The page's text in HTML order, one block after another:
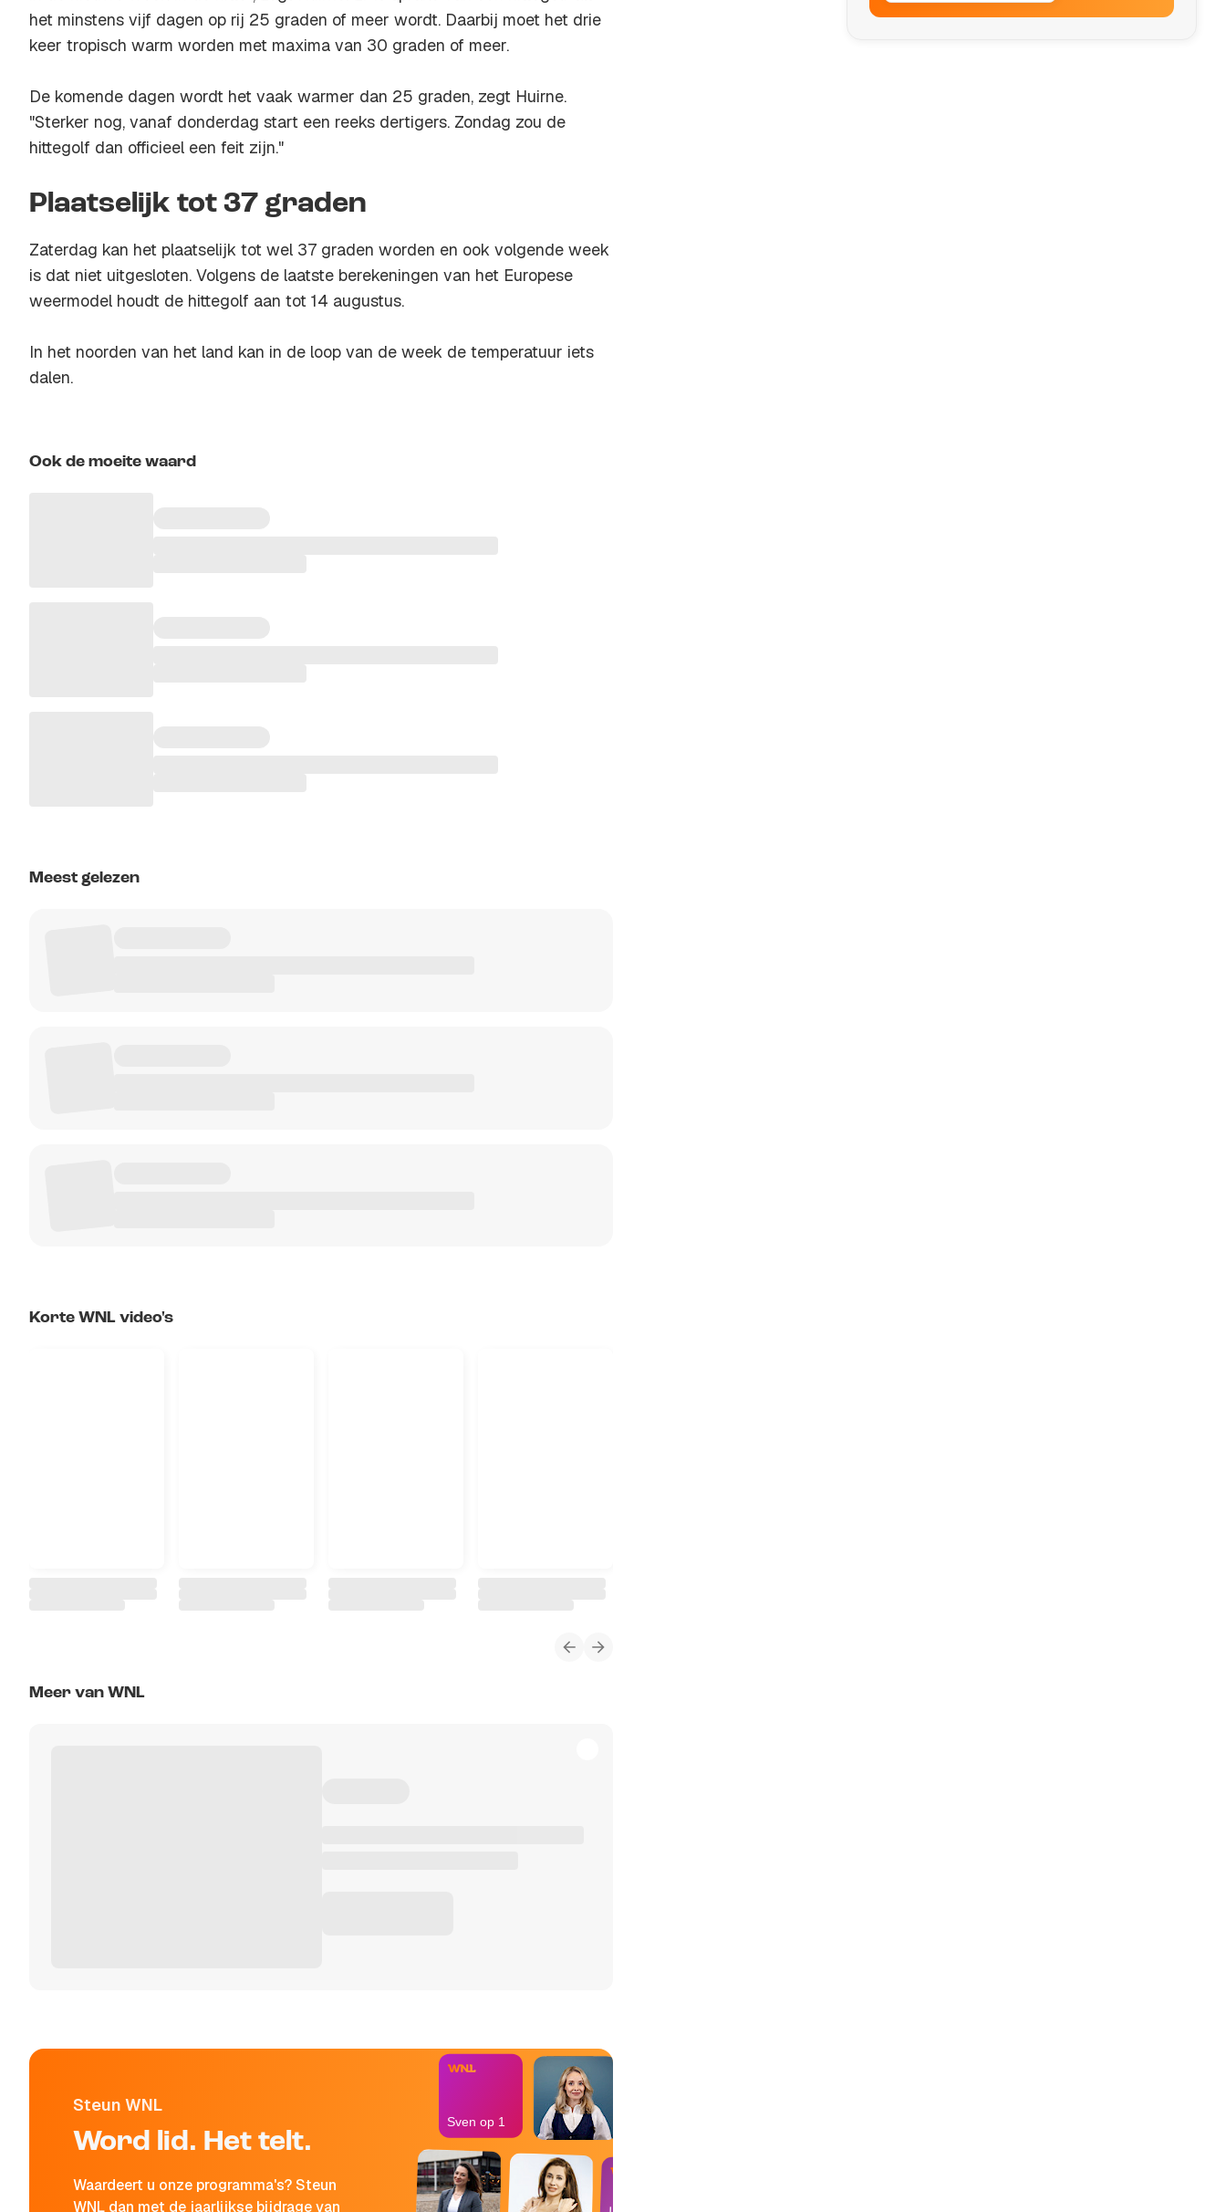
het minstens vijf dagen op rij 25 graden of meer wordt. Daarbij moet het drie
keer tropisch warm worden met maxima van 30 graden of meer.
De komende dagen wordt het vaak warmer dan 25 graden, zegt Huirne.
"Sterker nog, vanaf donderdag start een reeks dertigers. Zondag zou de
hittegolf dan officieel een feit zijn."
Plaatselijk tot 37 graden
Zaterdag kan het plaatselijk tot wel 37 graden worden en ook volgende week
is dat niet uitgesloten. Volgens de laatste berekeningen van het Europese
weermodel houdt de hittegolf aan tot 14 augustus.
In het noorden van het land kan in de loop van de week de temperatuur iets
dalen.
Ook de moeite waard
Meest gelezen
Korte WNL video's
Meer van WNL
Steun WNL
Word lid. Het telt.
Waardeert u onze programma's? Steun
WNL dan met de jaarlijkse bijdrage van
Sven op 1